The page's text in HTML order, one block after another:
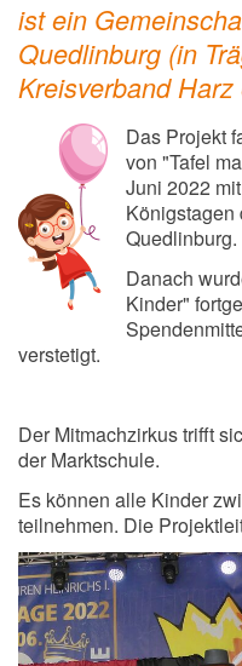
ist ein
Quedlinburg (in
Kreisverband Harz
Das Projekt
von "Tafel
Juni 2022
Königstagen
Quedlinburg.
Danach
Kinder"
verstetigt.
Der Mitmachzirkus trifft
der Marktschule.
Es können alle Kinder
teilnehmen. Die